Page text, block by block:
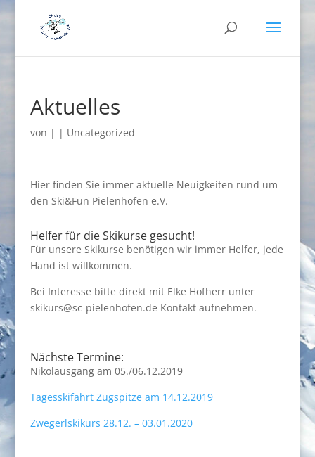
Aktuelles
von | | Uncategorized
Hier finden Sie immer aktuelle Neuigkeiten rund um
den Ski&Fun Pielenhofen e.V.
Helfer für die Skikurse gesucht!
Für unsere Skikurse benötigen wir immer Helfer, jede
Hand ist willkommen.
Bei Interesse bitte direkt mit Elke Hofherr unter
skikurs@sc-pielenhofen.de Kontakt aufnehmen.
Nächste Termine:
Nikolausgang am 05./06.12.2019
Tagesskifahrt Zugspitze am 14.12.2019
Zwegerlskikurs 28.12. – 03.01.2020